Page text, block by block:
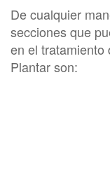
De cualquier
secciones que
en el tratamiento
Plantar son: